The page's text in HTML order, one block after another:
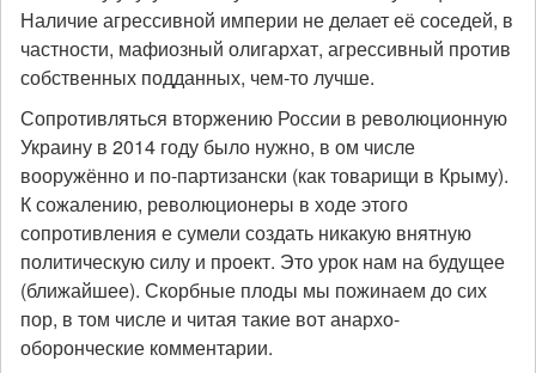
Наличие агрессивной империи не делает её соседей, в
частности, мафиозный олигархат, агрессивный против
собственных подданных, чем-то лучше.
Сопротивляться вторжению России в революционную
Украину в 2014 году было нужно, в ом числе
вооружённо и по-партизански (как товарищи в Крыму).
К сожалению, революционеры в ходе этого
сопротивления е сумели создать никакую внятную
политическую силу и проект. Это урок нам на будущее
(ближайшее). Скорбные плоды мы пожинаем до сих
пор, в том числе и читая такие вот анархо-
оборонческие комментарии.